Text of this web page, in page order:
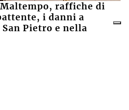
Maltempo, raffiche di
i danni a
Pietro e nella